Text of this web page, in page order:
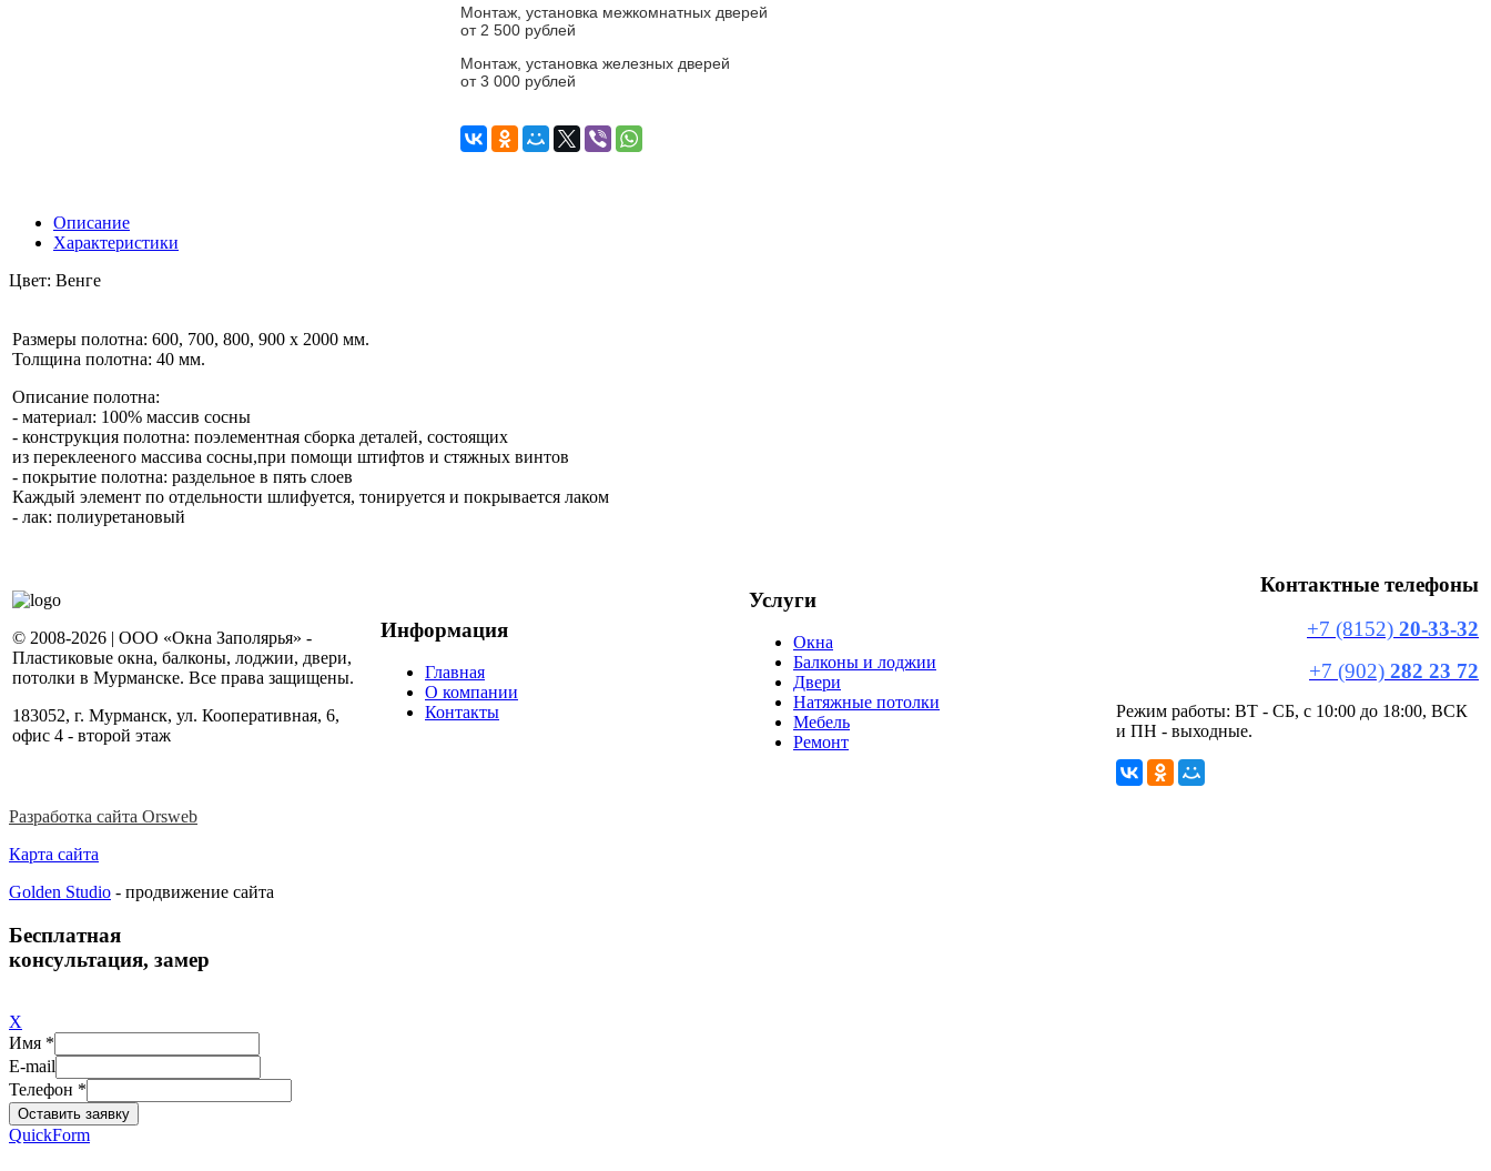
Монтаж, установка межкомнатных дверей
от 2 500 рублей
Монтаж, установка железных дверей
от 3 000 рублей
Описание
Характеристики
Цвет: Венге
Размеры полотна: 600, 700, 800, 900 х 2000 мм.
Толщина полотна: 40 мм.
Описание полотна:
- материал: 100% массив сосны
- конструкция полотна: поэлементная сборка деталей, состоящих
из переклееного массива сосны,при помощи штифтов и стяжных винтов
- покрытие полотна: раздельное в пять слоев
Каждый элемент по отдельности шлифуется, тонируется и покрывается лаком
- лак: полиуретановый
© 2008-2026 | ООО «Окна Заполярья» -
Пластиковые окна, балконы, лоджии, двери,
потолки в Мурманске. Все права защищены.
183052, г. Мурманск, ул. Кооперативная, 6,
офис 4 - второй этаж
Информация
Главная
О компании
Контакты
Услуги
Окна
Балконы и лоджии
Двери
Натяжные потолки
Мебель
Ремонт
Контактные телефоны
+7 (8152) 20-33-32
+7 (902) 282 23 72
Режим работы: ВТ - СБ, с 10:00 до 18:00, ВСК
и ПН - выходные.
Разработка сайта Orsweb
Карта сайта
Golden Studio - продвижение сайта
Бесплатная
консультация, замер
X
Имя *
E-mail
Телефон *
QuickForm